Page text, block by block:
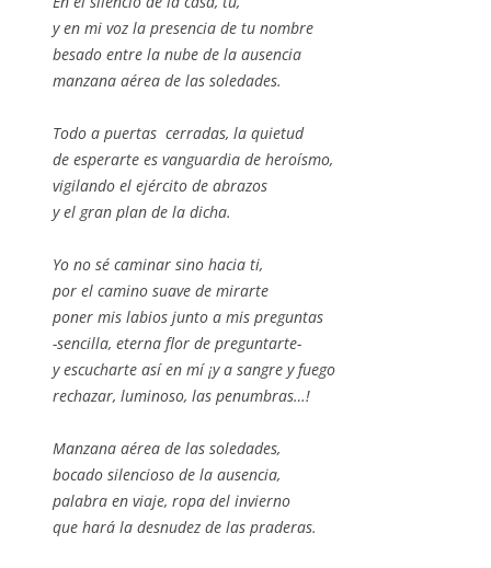
y en mi voz la presencia de tu nombre
besado entre la nube de la ausencia
manzana aérea de las soledades.
Todo a puertas cerradas, la quietud
de esperarte es vanguardia de heroísmo,
vigilando el ejército de abrazos
y el gran plan de la dicha.
Yo no sé caminar sino hacia ti,
por el camino suave de mirarte
poner mis labios junto a mis preguntas
-sencilla, eterna flor de preguntarte-
y escucharte así en mí ¡y a sangre y fuego
rechazar, luminoso, las penumbras…!
Manzana aérea de las soledades,
bocado silencioso de la ausencia,
palabra en viaje, ropa del invierno
que hará la desnudez de las praderas.